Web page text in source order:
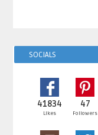
SOCIALS
41834
Likes
47
Followers